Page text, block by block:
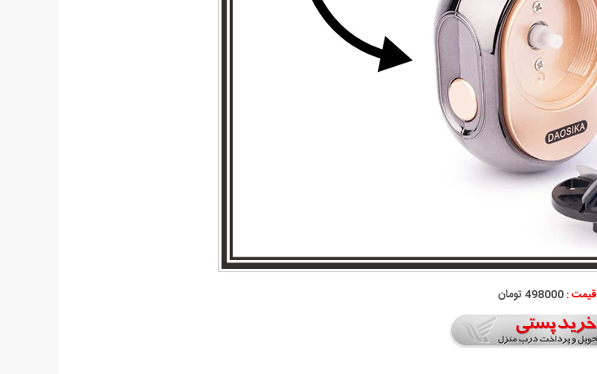
قیمت :498000 تومان